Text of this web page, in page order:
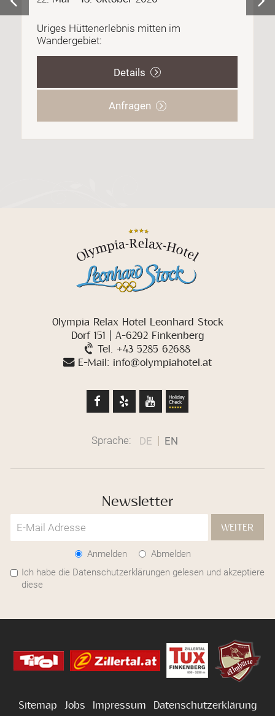
Uriges Hüttenerlebnis mitten im
Wandergebiet:
Details
Anfragen
Olympia Relax Hotel Leonhard Stock
Dorf 151 | A-6292 Finkenberg
Tel. +43 5285 62688
E-Mail: info@olympiahotel.at
Sprache: DE EN
Newsletter
WEITER
Anmelden
Abmelden
Ich habe die Datenschutzerklärungen gelesen und akzeptiere
diese
Sitemap Jobs Impressum Datenschutzerklärung